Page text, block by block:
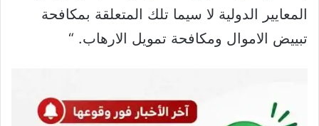
المعايير الدولية لا سيما تلك المتعلقة بمكافحة
تبييض الاموال ومكافحة تمويل الارهاب. “